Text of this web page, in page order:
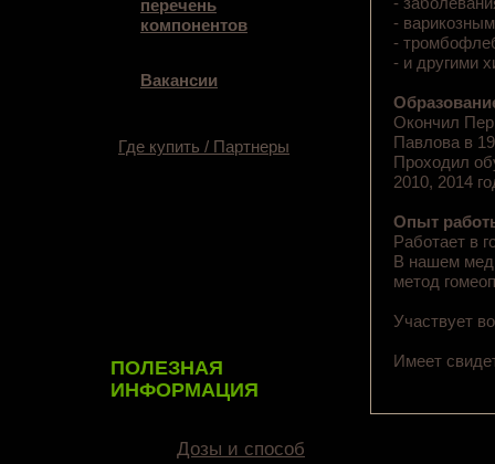
-
-
- и другими
Окончил
Павлова в
Проходил
2010, 2014
Опыт
Работает в
В нашем
метод
Участвует
Имеет
перечень
компонентов
Вакансии
Где купить / Партнеры
ПОЛЕЗНАЯ
ИНФОРМАЦИЯ
Дозы и способ